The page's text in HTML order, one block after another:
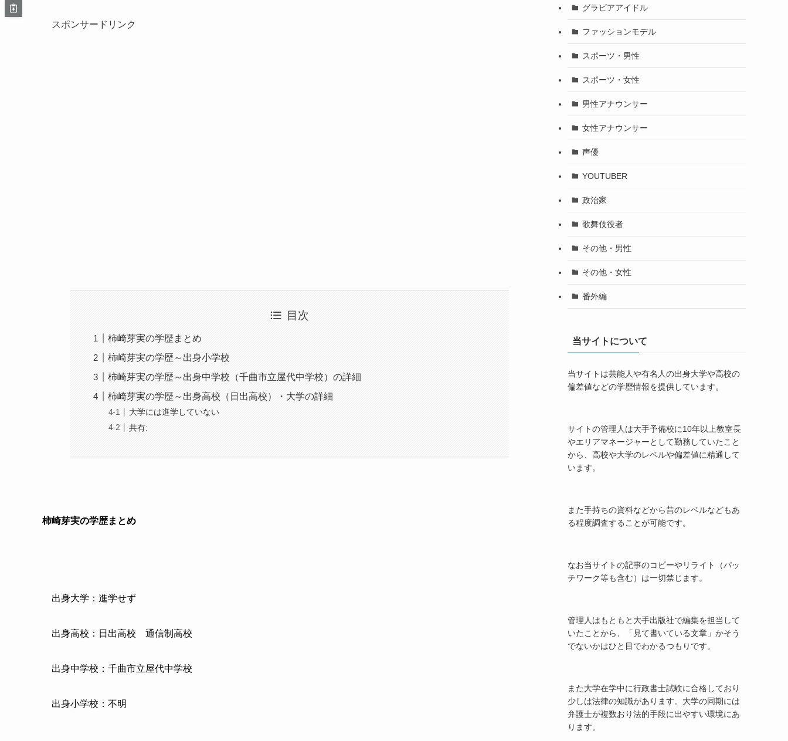
スポンサードリンク
目次
柿崎芽実の学歴まとめ
柿崎芽実の学歴～出身小学校
柿崎芽実の学歴～出身中学校（千曲市立屋代中学校）の詳細
柿崎芽実の学歴～出身高校（日出高校）・大学の詳細
大学には進学していない
共有:
柿崎芽実の学歴まとめ
出身大学：進学せず
出身高校：日出高校 通信制高校
出身中学校：千曲市立屋代中学校
出身小学校：不明
グラビアアイドル
ファッションモデル
スポーツ・男性
スポーツ・女性
男性アナウンサー
女性アナウンサー
声優
YOUTUBER
政治家
歌舞伎役者
その他・男性
その他・女性
番外編
当サイトについて
当サイトは芸能人や有名人の出身大学や高校の
偏差値などの学歴情報を提供しています。
サイトの管理人は大手予備校に10年以上教室長
やエリアマネージャーとして勤務していたこと
から、高校や大学のレベルや偏差値に精通して
います。
また手持ちの資料などから昔のレベルなどもあ
る程度調査することが可能です。
なお当サイトの記事のコピーやリライト（パッ
チワーク等も含む）は一切禁じます。
管理人はもともと大手出版社で編集を担当して
いたことから、「見て書いている文章」かそう
でないかはひと目でわかるつもりです。
また大学在学中に行政書士試験に合格しており
少しは法律の知識があります。大学の同期には
弁護士が複数おり法的手段に出やすい環境にあ
ります。